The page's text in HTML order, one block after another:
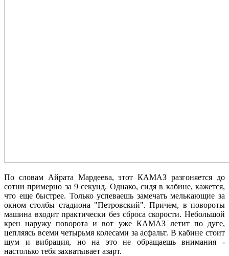
По словам Айрата Мардеева, этот КАМАЗ разгоняется до
сотни примерно за 9 секунд. Однако, сидя в кабине, кажется,
что еще быстрее. Только успеваешь замечать мелькающие за
окном столбы стадиона "Петровский". Причем, в повороты
машина входит практически без сброса скорости. Небольшой
крен наружу поворота и вот уже КАМАЗ летит по дуге,
цепляясь всеми четырьмя колесами за асфальт. В кабине стоит
шум и вибрация, но на это не обращаешь внимания -
настолько тебя захватывает азарт.